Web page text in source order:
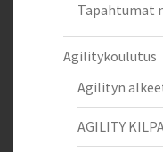
Tapahtumat
Agilitykoulutus
Agilityn
AGILITY